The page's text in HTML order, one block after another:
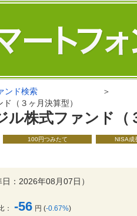
ンド検索
＞
（３ヶ月決算型）
株式ファンド（
100円つみたて NISA成
日：2026年08月07日）
： -56 円 (-0.67%)